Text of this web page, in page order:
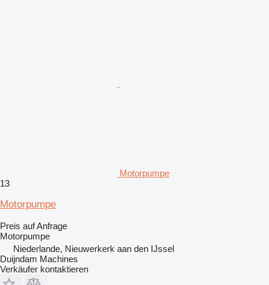
Motorpumpe
13
Motorpumpe
Preis auf Anfrage
Motorpumpe
Niederlande, Nieuwerkerk aan den IJssel
Duijndam Machines
Verkäufer kontaktieren